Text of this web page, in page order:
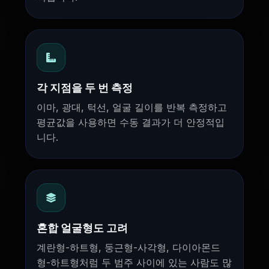
각 지점을 두 번 측정
이마, 광대, 턱선, 얼굴 길이를 반복 측정하고
평균값을 사용하면 수동 결과가 더 안정적입
니다.
혼합 얼굴형도 고려
계란형-하트형, 둥근형-사각형, 다이아몬드
형-하트형처럼 두 범주 사이에 있는 사람도 많